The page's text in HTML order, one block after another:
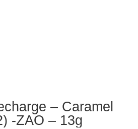
– Caramel
-ZAO – 13g